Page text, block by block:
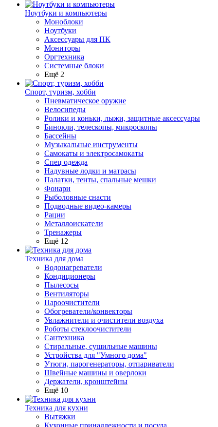
Ноутбуки и компьютеры
Моноблоки
Ноутбуки
Аксессуары для ПК
Мониторы
Оргтехника
Системные блоки
Ещё 2
Спорт, туризм, хобби
Пневматическое оружие
Велосипеды
Ролики и коньки, лыжи, защитные аксессуары
Бинокли, телескопы, микроскопы
Бассейны
Музыкальные инструменты
Самокаты и электросамокаты
Спец одежда
Надувные лодки и матрасы
Палатки, тенты, спальные мешки
Фонари
Рыболовные снасти
Подводные видео-камеры
Рации
Металлоискатели
Тренажеры
Ещё 12
Техника для дома
Водонагреватели
Кондиционеры
Пылесосы
Вентиляторы
Пароочистители
Обогреватели/конвекторы
Увлажнители и очистители воздуха
Роботы стеклоочистители
Сантехника
Стиральные, сушильные машины
Устройства для "Умного дома"
Утюги, парогенераторы, отпариватели
Швейные машины и оверлоки
Держатели, кронштейны
Ещё 10
Техника для кухни
Вытяжки
Кухонные принадлежности и посуда